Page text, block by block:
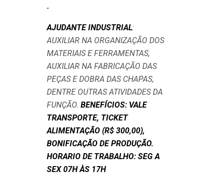
AJUDANTE INDUSTRIAL:
AUXILIAR NA ORGANIZAÇÃO DOS
MATERIAIS E FERRAMENTAS,
AUXILIAR NA FABRICAÇÃO DAS
PEÇAS E DOBRA DAS CHAPAS,
DENTRE OUTRAS ATIVIDADES DA
FUNÇÃO. BENEFÍCIOS: VALE
TRANSPORTE, TICKET
ALIMENTAÇÃO (R$ 300,00),
BONIFICAÇÃO DE PRODUÇÃO.
HORARIO DE TRABALHO: SEG A
SEX 07H ÀS 17H